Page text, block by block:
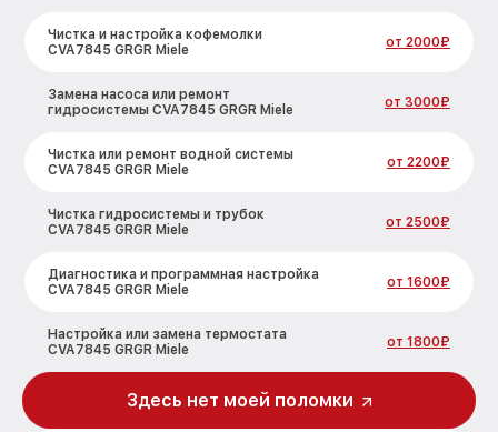
Чистка и настройка кофемолки
CVA7845 GRGR Miele
от 2000₽
Замена насоса или ремонт
гидросистемы CVA7845 GRGR Miele
от 3000₽
Чистка или ремонт водной системы
CVA7845 GRGR Miele
от 2200₽
Чистка гидросистемы и трубок
CVA7845 GRGR Miele
от 2500₽
Диагностика и программная настройка
CVA7845 GRGR Miele
от 1600₽
Настройка или замена термостата
CVA7845 GRGR Miele
от 1800₽
Ремонт или замена капучинатора
CVA7845 GRGR MieleЗдесь нет моей поломки